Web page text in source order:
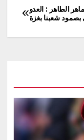
الطاهر : العدو
شعبنا بغزة